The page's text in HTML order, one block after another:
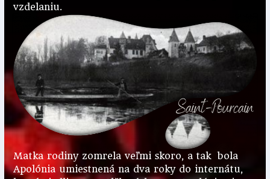
vzdelaniu.
Matka rodiny zomrela veľmi skoro, a tak bola
Apolónia umiestnená na dva roky do internátu,